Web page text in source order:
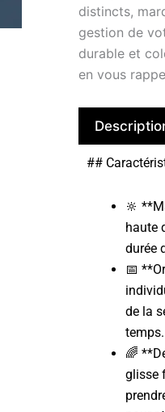
distincts,
gestion de
durable et
en vous
##
🔆
haute
durée
📅
de la
temps.
🌈
glisse